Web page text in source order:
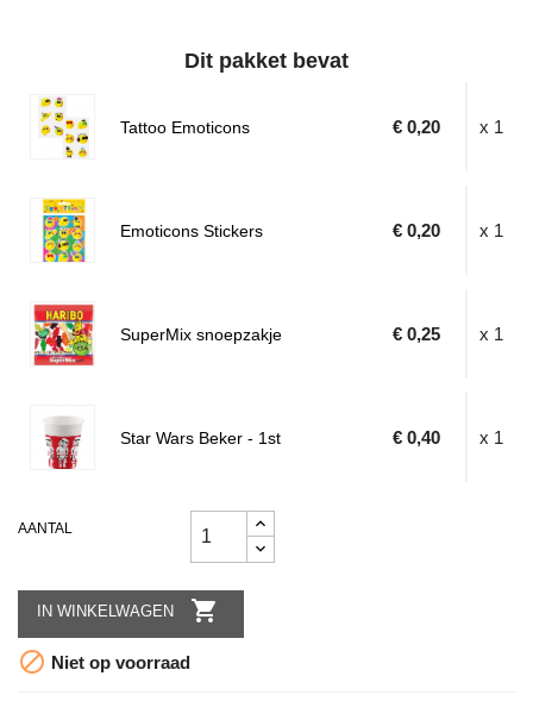
Dit pakket bevat
Tattoo Emoticons € 0,20 x 1
Emoticons Stickers € 0,20 x 1
SuperMix snoepzakje € 0,25 x 1
Star Wars Beker - 1st € 0,40 x 1
AANTAL
IN WINKELWAGEN

 Niet op voorraad